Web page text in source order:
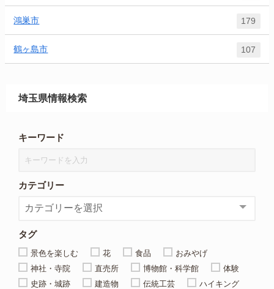
鴻巣市 179
鶴ヶ島市 107
埼玉県情報検索
キーワード
カテゴリー
タグ
景色を楽しむ 花 食品
おみやげ
神社・寺院
直売所 博物館・科学館
体験
史跡・城跡
建造物 伝統工芸
ハイキング